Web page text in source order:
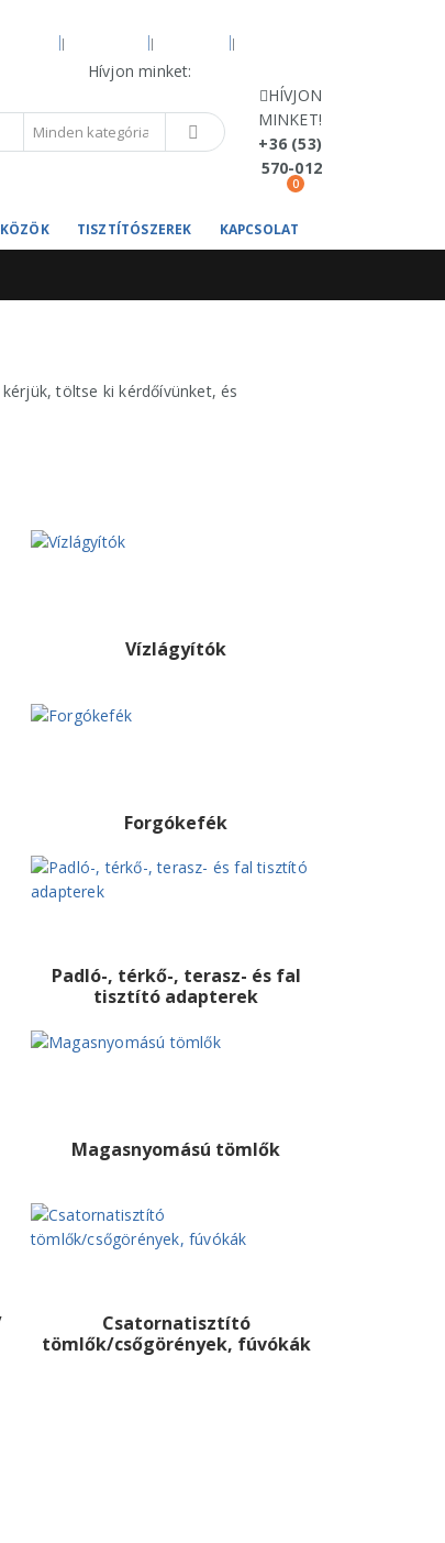
Hívjon minket:
HÍVJON
MINKET!
+36 (53)
570-012
0
TISZTÍTÓSZEREK KAPCSOLAT
töltse ki kérdőívünket, és
Vízlágyítók
Forgókefék
Padló-, térkő-, terasz- és fal
tisztító adapterek
Magasnyomású tömlők
Csatornatisztító
tömlők/csőgörények, fúvókák